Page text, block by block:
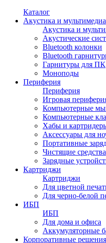
Каталог
Акустика и мультимедиа
Акустика и
Акустические
Bluetooth колонки
Bluetooth
Гарнитуры для ПК
Моноподы
Периферия
Периферия
Игровая
Компьютерные
Компьютерные
Хабы и
Аксессуары для
Портативные
Чистящие средства
Зарядные
Картриджи
Картриджи
Для цветной
Для черно-белой
ИБП
ИБП
Для дома и офиса
Аккумуляторные
Корпоративные решения